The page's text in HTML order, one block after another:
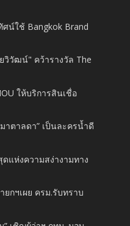
ศน์ใช้ Bangkok Brand
วิวัฒน์" คว้ารางวัล The
ให้บริการสินเชื่อ
าตาลดา” เป็นละครน้ำดี
ดแห่งความสง่างามทาง
กฯเผย ครม.รับทราบ